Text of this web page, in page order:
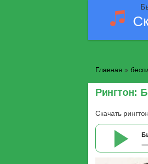
Главная »
Рингтон:
Скачать